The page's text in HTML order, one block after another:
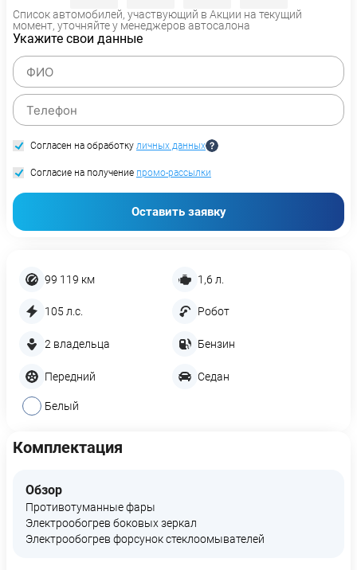
99 119 км 1,6 л.
105 л.с. Робот
2 владельца Бензин
Передний Седан
Белый
Комплектация
Обзор
Противотуманные фары
Электрообогрев боковых зеркал
Электрообогрев форсунок стеклоомывателей
Список автомобилей, участвующий в Акции на текущий
момент, уточняйте у менеджеров автосалона
Укажите свои данные
Согласен на обработку личных данных
Согласие на получение промо-рассылки
Оставить заявку